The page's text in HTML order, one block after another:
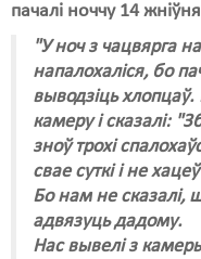
пачалі ноччу 14
"У ноч з чацвярга
напалохаліся, бо
выводзіць хлопцаў.
камеру і сказалі:
зноў трохі
свае суткі і не
Бо нам не сказалі,
адвязуць дадому.
Нас вывелі з